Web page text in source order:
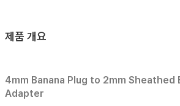
제품 개요
4mm Banana Plug to 2mm Sheathed
Adapter